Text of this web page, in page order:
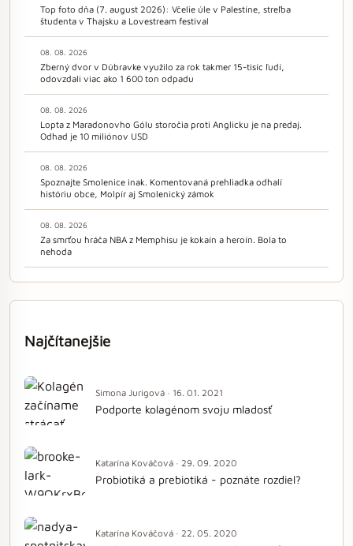
Top foto dňa (7. august 2026): Včelie úle v Palestíne, streľba
študenta v Thajsku a Lovestream festival
08. 08. 2026
Zberný dvor v Dúbravke využilo za rok takmer 15-tisíc ľudí,
odovzdali viac ako 1 600 ton odpadu
08. 08. 2026
Lopta z Maradonovho Gólu storočia proti Anglicku je na predaj.
Odhad je 10 miliónov USD
08. 08. 2026
Spoznajte Smolenice inak. Komentovaná prehliadka odhalí
históriu obce, Molpír aj Smolenický zámok
08. 08. 2026
Za smrťou hráča NBA z Memphisu je kokaín a heroín. Bola to
nehoda
Najčítanejšie
Simona Jurigová · 16. 01. 2021
Podporte kolagénom svoju mladosť
Katarína Kováčová · 29. 09. 2020
Probiotiká a prebiotiká - poznáte rozdiel?
Katarína Kováčová · 22. 05. 2020